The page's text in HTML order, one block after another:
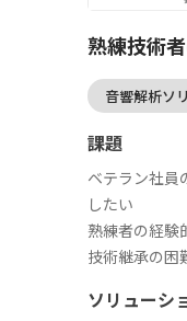
熟練技術
音響解析ソ
課題
ベテラン社員
したい
熟練者の経験
技術継承の困
ソリューシ